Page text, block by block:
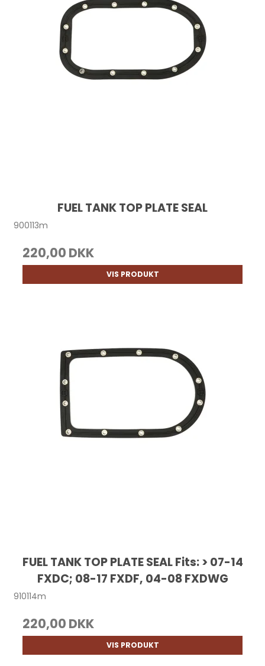
FUEL TANK TOP PLATE SEAL
900113m
220,00 DKK
VIS PRODUKT
FUEL TANK TOP PLATE SEAL Fits: > 07-14
FXDC; 08-17 FXDF, 04-08 FXDWG
910114m
220,00 DKK
VIS PRODUKT